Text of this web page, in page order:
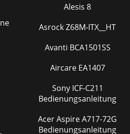
Alesis 8
Asrock Z68M-ITX__HT
Avanti BCA1501SS
Aircare EA1407
Sony ICF-C211
Bedienungsanleitung
Acer Aspire A717-72G
Bedienungsanleitung